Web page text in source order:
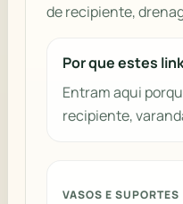
de recipiente,
Por que estes
Entram aqui
recipiente,
VASOS E SUPORTES